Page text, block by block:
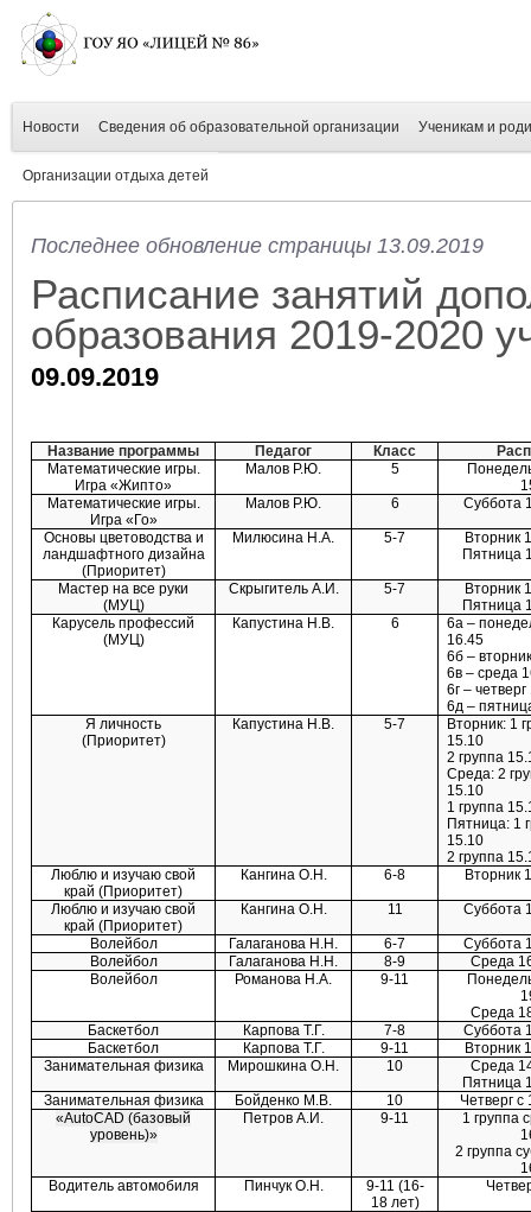
Новости Сведения об образовательной организации Ученикам и
Организации отдыха детей
Последнее обновление страницы 13.09.2019
Расписание занятий
образования 2019-2020
09.09.2019
Название программы Педагог Класс
Математические игры.
Игра «Жипто»
Малов Р.Ю. 5
Математические игры.
Игра «Го»
Малов Р.Ю. 6 Суббота
Основы цветоводства и
ландшафтного дизайна
(Приоритет)
Милюсина Н.А. 5-7
Вторник
Пятница
Мастер на все руки
(МУЦ)
Скрыгитель А.И. 5-7
Вторник
Пятница
Карусель профессий
(МУЦ)
Капустина Н.В. 6
6а –
16.45
6б –
6в – среда
6г –
6д –
Я личность
(Приоритет)
Капустина Н.В. 5-7
Вторник: 1
15.10
2 группа
Среда: 2
15.10
1 группа
Пятница: 1
15.10
2 группа
Люблю и изучаю свой
край (Приоритет)
Кангина О.Н. 6-8 Вторник
Люблю и изучаю свой
край (Приоритет)
Кангина О.Н. 11 Суббота
Волейбол Галаганова Н.Н. 6-7
Суббота
Волейбол
Галаганова Н.Н. 8-9
Среда
Волейбол
Романова Н.А. 9-11
Среда
Баскетбол
Карпова Т.Г. 7-8
Суббота
Баскетбол
Карпова Т.Г. 9-11
Вторник
Занимательная физика
Мирошкина О.Н. 10
Среда
Пятница
Занимательная физика
Бойденко М.В. 10
Четверг
«AutoCAD (базовый
уровень)»
Петров А.И. 9-11
1 группа
2 группа
Водитель автомобиля
Пинчук О.Н.
9-11 (16-
18 лет)